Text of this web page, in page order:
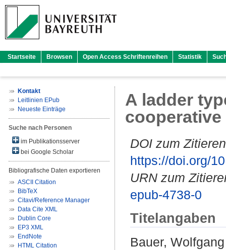
Startseite Browsen Open Access Schriftenreihen Statistik
Kontakt
Leitlinien EPub
Neueste Einträge
Suche nach Personen
im Publikationsserver
bei Google Scholar
Bibliografische Daten exportieren
ASCII Citation
BibTeX
Citavi/Reference Manager
Data Cite XML
Dublin Core
EP3 XML
EndNote
HTML Citation
A ladder
DOI zum
https://doi.org/
URN zum
epub-4738-0
Titelangaben
Bauer, Wolfgang